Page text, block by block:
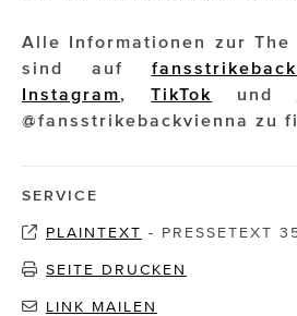
Alle Informationen zur The
sind auf
Instagram,TikTok und
@fansstrikebackvienna zu
SERVICE
PLAINTEXT - PRESSETEXT
SEITE DRUCKEN
LINK MAILEN